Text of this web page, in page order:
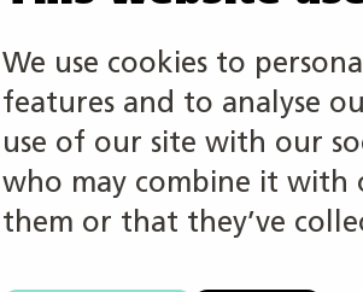
We use cookies to
features and to analyse
use of our site with our
who may combine it
them or that they’ve
videoinnehåll som publicerats
enligt lagen göras tillgängligt
on